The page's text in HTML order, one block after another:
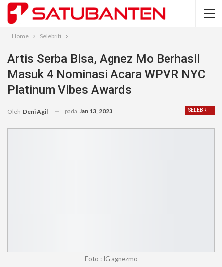
Home Selebriti
Artis Serba Bisa, Agnez Mo Berhasil
Masuk 4 Nominasi Acara WPVR NYC
Platinum Vibes Awards
SELEBRITI
Oleh Deni Agil pada Jan 13, 2023
Foto : IG agnezmo